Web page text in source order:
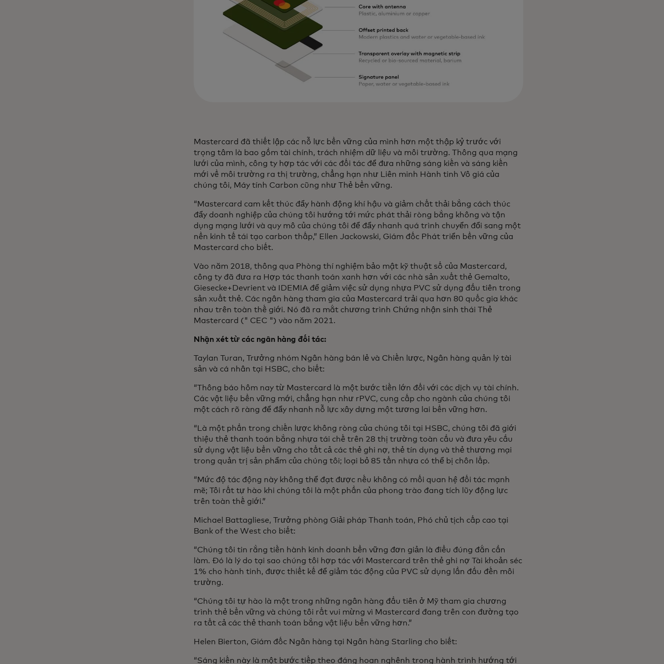
Mastercard đã thiết lập các nỗ lực bền vững của mình hơn một thập kỷ trước với
trọng tâm là bao gồm tài chính, trách nhiệm dữ liệu và môi trường. Thông qua mạng
lưới của mình, công ty hợp tác với các đối tác để đưa những sáng kiến và sáng kiến
mới về môi trường ra thị trường, chẳng hạn như Liên minh Hành tinh Vô giá của
chúng tôi, Máy tính Carbon cũng như Thẻ bền vững.
“Mastercard cam kết thúc đẩy hành động khí hậu và giảm chất thải bằng cách thúc
đẩy doanh nghiệp của chúng tôi hướng tới mức phát thải ròng bằng không và tận
dụng mạng lưới và quy mô của chúng tôi để đẩy nhanh quá trình chuyển đổi sang một
nền kinh tế tái tạo carbon thấp,” Ellen Jackowski, Giám đốc Phát triển bền vững của
Mastercard cho biết.
Vào năm 2018, thông qua Phòng thí nghiệm bảo mật kỹ thuật số của Mastercard,
công ty đã đưa ra Hợp tác thanh toán xanh hơn với các nhà sản xuất thẻ Gemalto,
Giesecke+Devrient và IDEMIA để giảm việc sử dụng nhựa PVC sử dụng đầu tiên trong
sản xuất thẻ. Các ngân hàng tham gia của Mastercard trải qua hơn 80 quốc gia khác
nhau trên toàn thế giới. Nó đã ra mắt chương trình Chứng nhận sinh thái Thẻ
Mastercard (" CEC ") vào năm 2021.
Nhận xét từ các ngân hàng đối tác:
Taylan Turan, Trưởng nhóm Ngân hàng bán lẻ và Chiến lược, Ngân hàng quản lý tài
sản và cá nhân tại HSBC, cho biết:
“Thông báo hôm nay từ Mastercard là một bước tiến lớn đối với các dịch vụ tài chính.
Các vật liệu bền vững mới, chẳng hạn như rPVC, cung cấp cho ngành của chúng tôi
một cách rõ ràng để đẩy nhanh nỗ lực xây dựng một tương lai bền vững hơn.
“Là một phần trong chiến lược không ròng của chúng tôi tại HSBC, chúng tôi đã giới
thiệu thẻ thanh toán bằng nhựa tái chế trên 28 thị trường toàn cầu và đưa yêu cầu
sử dụng vật liệu bền vững cho tất cả các thẻ ghi nợ, thẻ tín dụng và thẻ thương mại
trong quản trị sản phẩm của chúng tôi; loại bỏ 85 tấn nhựa có thể bị chôn lấp.
“Mức độ tác động này không thể đạt được nếu không có mối quan hệ đối tác mạnh
mẽ; Tôi rất tự hào khi chúng tôi là một phần của phong trào đang tích lũy động lực
trên toàn thế giới.”
Michael Battagliese, Trưởng phòng Giải pháp Thanh toán, Phó chủ tịch cấp cao tại
Bank of the West cho biết:
“Chúng tôi tin rằng tiến hành kinh doanh bền vững đơn giản là điều đúng đắn cần
làm. Đó là lý do tại sao chúng tôi hợp tác với Mastercard trên thẻ ghi nợ Tài khoản séc
1% cho hành tinh, được thiết kế để giảm tác động của PVC sử dụng lần đầu đến môi
trường.
“Chúng tôi tự hào là một trong những ngân hàng đầu tiên ở Mỹ tham gia chương
trình thẻ bền vững và chúng tôi rất vui mừng vì Mastercard đang trên con đường tạo
ra tất cả các thẻ thanh toán bằng vật liệu bền vững hơn.”
Helen Bierton, Giám đốc Ngân hàng tại Ngân hàng Starling cho biết:
“Sáng kiến này là một bước tiếp theo đáng hoan nghênh trong hành trình hướng tới